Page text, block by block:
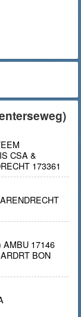
CSA &
173361
AMBU 17146
BON